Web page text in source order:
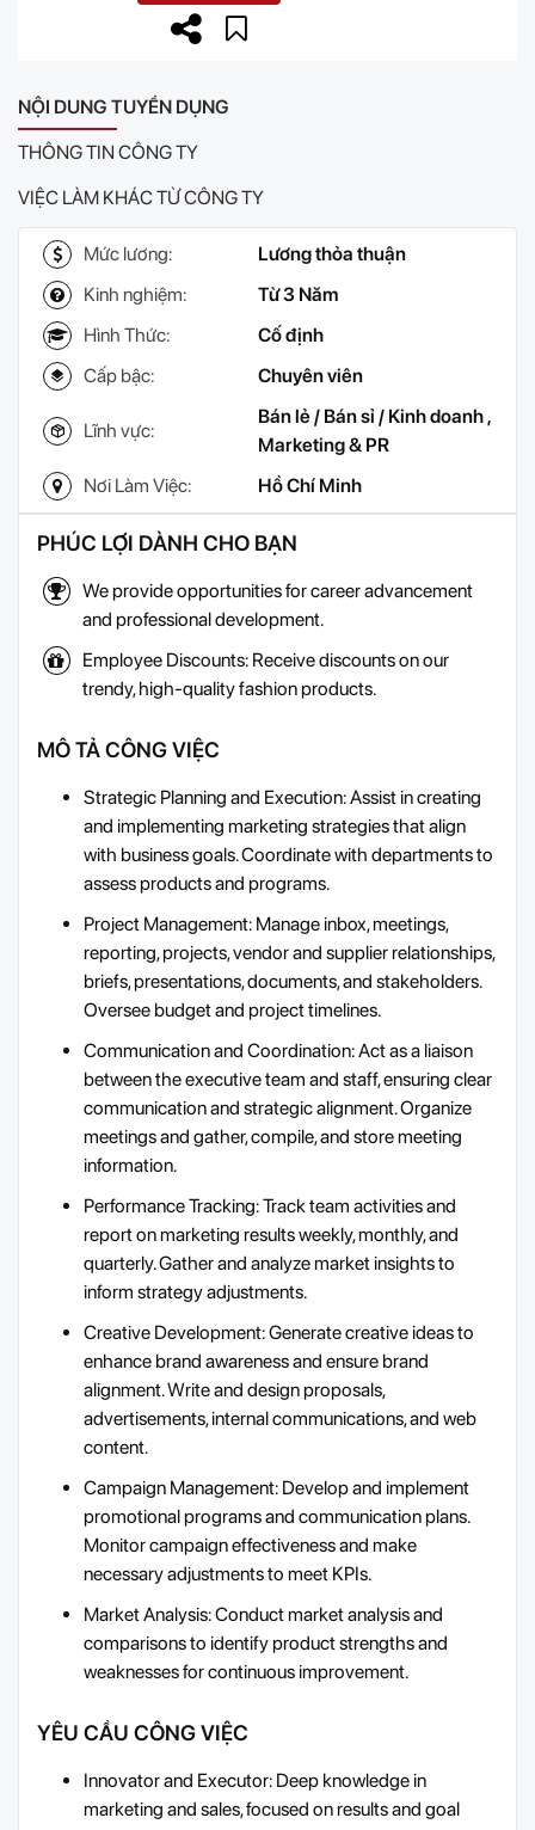
NỘI DUNG TUYỂN DỤNG
THÔNG TIN CÔNG TY
VIỆC LÀM KHÁC TỪ CÔNG TY
Mức lương:
Lương thỏa thuận
Kinh nghiệm:
Từ 3 Năm
Hình Thức:
Cố định
Cấp bậc:
Chuyên viên
Lĩnh vực:
Bán lẻ / Bán sỉ / Kinh doanh,
Marketing & PR
Nơi Làm Việc:
Hồ Chí Minh
PHÚC LỢI DÀNH CHO BẠN
We provide opportunities for career advancement
and professional development.
Employee Discounts: Receive discounts on our
trendy, high-quality fashion products.
MÔ TẢ CÔNG VIỆC
Strategic Planning and Execution: Assist in creating
and implementing marketing strategies that align
with business goals. Coordinate with departments to
assess products and programs.
Project Management: Manage inbox, meetings,
reporting, projects, vendor and supplier relationships,
briefs, presentations, documents, and stakeholders.
Oversee budget and project timelines.
Communication and Coordination: Act as a liaison
between the executive team and staff, ensuring clear
communication and strategic alignment. Organize
meetings and gather, compile, and store meeting
information.
Performance Tracking: Track team activities and
report on marketing results weekly, monthly, and
quarterly. Gather and analyze market insights to
inform strategy adjustments.
Creative Development: Generate creative ideas to
enhance brand awareness and ensure brand
alignment. Write and design proposals,
advertisements, internal communications, and web
content.
Campaign Management: Develop and implement
promotional programs and communication plans.
Monitor campaign effectiveness and make
necessary adjustments to meet KPIs.
Market Analysis: Conduct market analysis and
comparisons to identify product strengths and
weaknesses for continuous improvement.
YÊU CẦU CÔNG VIỆC
Innovator and Executor: Deep knowledge in
marketing and sales, focused on results and goal